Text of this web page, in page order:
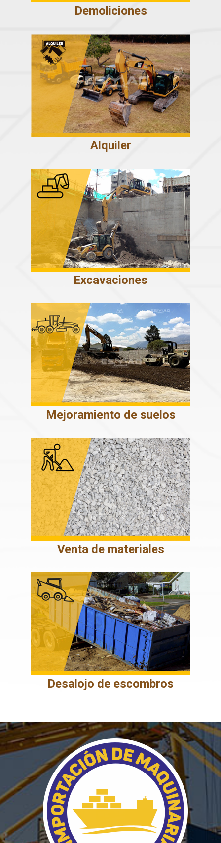
Demoliciones
Alquiler
Excavaciones
Mejoramiento de suelos
Venta de materiales
Desalojo de escombros